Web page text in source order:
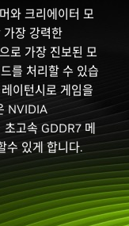
와 크리에이터 모
가장 강력한
로 가장 진보된 모
를 처리할 수 있습
이턴시로 게임을
NVIDIA
고속 GDDR7 메
수 있게 합니다.